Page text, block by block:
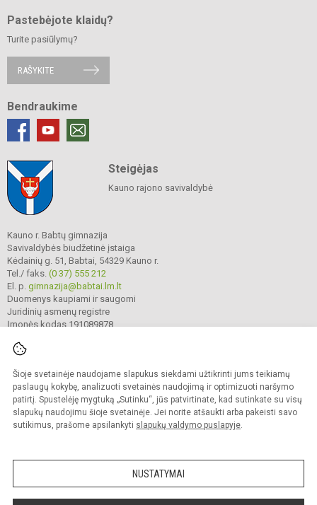
Šioje svetainėje naudojame slapukus siekdami užtikrinti jums teikiamų
paslaugų kokybę, analizuoti svetainės naudojimą ir optimizuoti naršymo
patirtį. Spustelėję mygtuką „Sutinku“, jūs patvirtinate, kad sutinkate su visų
slapukų naudojimu šioje svetainėje. Jei norite atšaukti arba pakeisti savo
sutikimus, prašome apsilankyti slapukų valdymo puslapyje.
NUSTATYMAI
Pastebėjote klaidų?
Turite pasiūlymų?
RAŠYKITE
Bendraukime
Steigėjas
Kauno rajono savivaldybė
Kauno r. Babtų gimnazija
Savivaldybės biudžetinė įstaiga
Kėdainių g. 51, Babtai, 54329 Kauno r.
Tel./ faks. (0 37) 555 212
El. p. gimnazija@babtai.lm.lt
Duomenys kaupiami ir saugomi
Juridinių asmenų registre
Įmonės kodas 191089878
© 2025. Kauno r. Babtų gimnazija. Visos teisės saugomos.
Kopijuoti turinį be raštiško gimnazijos sutikimo griežtai draudžiama.
Prieinamumo paraiška Slapukų politika
Sumanus būdas atnaujinti